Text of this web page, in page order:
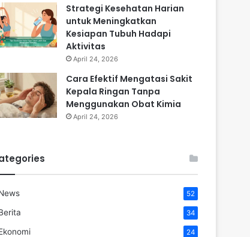
Strategi Kesehatan Harian
untuk Meningkatkan
Kesiapan Tubuh Hadapi
Aktivitas
April 24, 2026
Cara Efektif Mengatasi Sakit
Kepala Ringan Tanpa
Menggunakan Obat Kimia
April 24, 2026
52
34
24